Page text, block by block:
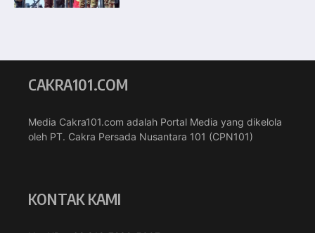
CAKRA101.COM
Media Cakra101.com adalah Portal Media yang dikelola
oleh PT. Cakra Persada Nusantara 101 (CPN101)
KONTAK KAMI